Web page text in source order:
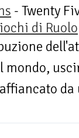
- Twenty
di Ruolo
mondo,